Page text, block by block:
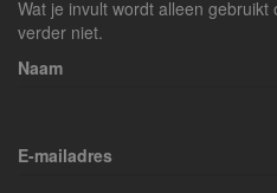
Wat je invult wordt alleen
verder niet.
Naam
E-mailadres